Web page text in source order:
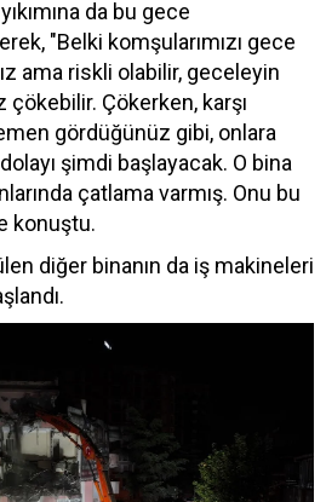
da bu gece
"Belki komşularımızı gece
ama riskli olabilir, geceleyin
çökebilir. Çökerken, karşı
gördüğünüz gibi, onlara
şimdi başlayacak. O bina
çatlama varmış. Onu bu
konuştu.
diğer binanın da iş makineleri